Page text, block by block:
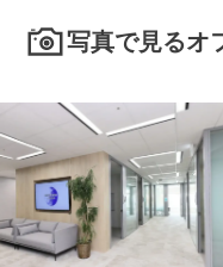
写真で見るオ